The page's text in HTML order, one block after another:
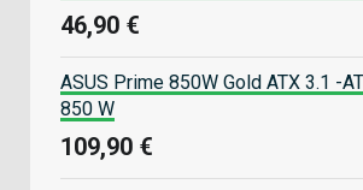
46,90 €
ASUS Prime 850W Gold ATX 3.1 -
850 W
109,90 €